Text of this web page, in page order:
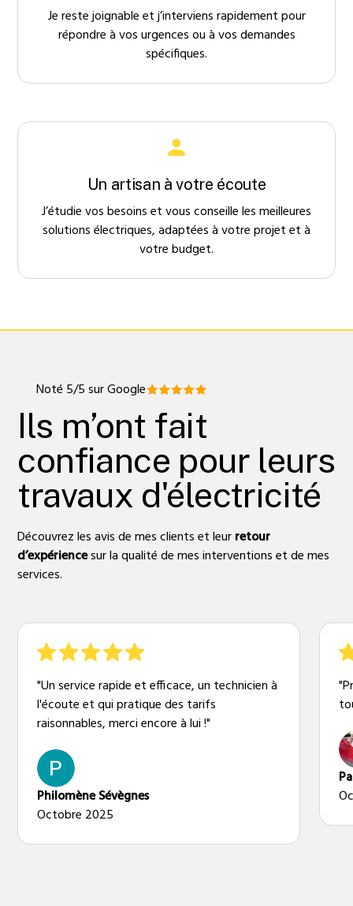
Je reste joignable et j’interviens rapidement pour
répondre à vos urgences ou à vos demandes
spécifiques.
Un artisan à votre écoute
J’étudie vos besoins et vous conseille les meilleures
solutions électriques, adaptées à votre projet et à
votre budget.
Noté 5/5 sur Google
Ils m’ont fait
confiance pour leurs
travaux d'électricité
Découvrez les avis de mes clients et leurretour
d’expériencesur la qualité de mes interventions et de mes
services.
"Un service rapide et efficace, un technicien à
l'écoute et qui pratique des tarifs
raisonnables, merci encore à lui !"
Philomène Sévègnes
Octobre 2025